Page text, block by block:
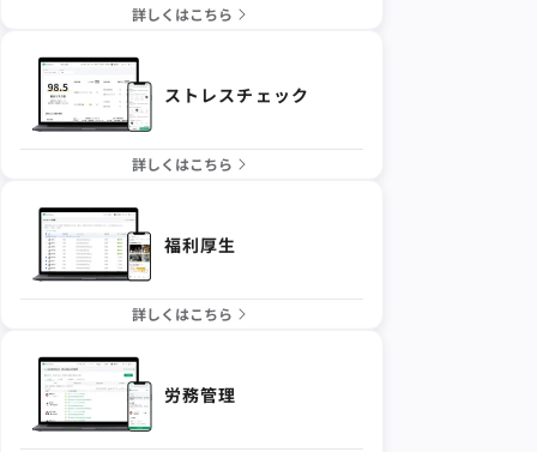
詳しくはこちら
ストレスチェック
詳しくはこちら
福利厚生
詳しくはこちら
労務管理